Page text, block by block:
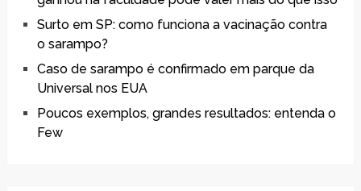
Surto em SP: como funciona a vacinação contra
o sarampo?
Caso de sarampo é confirmado em parque da
Universal nos EUA
Poucos exemplos, grandes resultados: entenda o
Few